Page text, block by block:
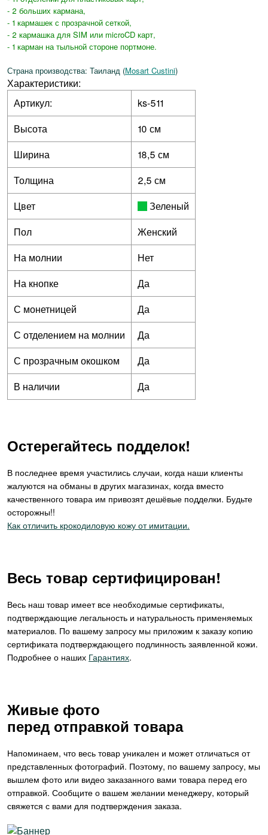
- 2 больших кармана,
- 1 кармашек с прозрачной сеткой,
- 2 кармашка для SIM или microCD карт,
- 1 карман на тыльной стороне портмоне.
Страна производства: Таиланд (Mosart Custini)
Характеристики:
Артикул:
ks-511
Высота
10 см
Ширина
18,5 см
Толщина
2,5 см
Цвет
Зеленый
Пол
Женский
На молнии
Нет
На кнопке
Да
С монетницей
Да
С отделением на молнии
Да
С прозрачным окошком
Да
В наличии
Да
Остерегайтесь подделок!
В последнее время участились случаи, когда наши клиенты
жалуются на обманы в других магазинах, когда вместо
качественного товара им привозят дешёвые подделки. Будьте
осторожны!!
Как отличить крокодиловую кожу от имитации.
Весь товар сертифицирован!
Весь наш товар имеет все необходимые сертификаты,
подтверждающие легальность и натуральность применяемых
материалов. По вашему запросу мы приложим к заказу копию
сертификата подтверждающего подлинность заявленной кожи.
Подробнее о наших Гарантиях.
Живые фото
перед отправкой товара
Напоминаем, что весь товар уникален и может отличаться от
представленных фотографий. Поэтому, по вашему запросу, мы
вышлем фото или видео заказанного вами товара перед его
отправкой. Сообщите о вашем желании менеджеру, который
свяжется с вами для подтверждения заказа.